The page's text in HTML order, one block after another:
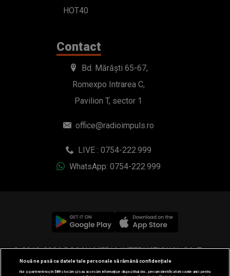
HOT40
Contact
Bd. Mărăști 65-67,
Romexpo Intrarea C,
Pavilion T, sector 1
office@radioimpuls.ro
LIVE : 0754-222.999
WhatsApp: 0754-222.999
© 2019-2026 DOGAN MEDIA INTERNATIONAL SA, Toate
drepturile rezervate.
Nouă ne pasă ca datele tale personale să rămână confidențiale
Noi și partenerii noștri589stocăm și/sau accesăm informații pe dispozitivul dvs., precum identificatorii cookie unici pentru